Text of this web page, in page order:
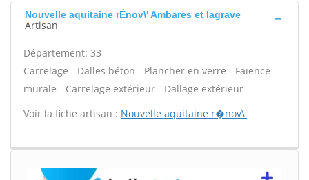
Nouvelle aquitaine rÉnov\' Ambares et lagrave
Artisan
Département: 33
Carrelage - Dalles béton - Plancher en verre - Faïence
murale - Carrelage extérieur - Dallage extérieur -
Voir la fiche artisan : Nouvelle aquitaine r�nov\'